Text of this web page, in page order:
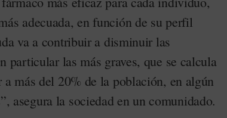
adecuada, en función de su perfil
va a contribuir a disminuir las
particular las más graves, que se calcula
a más del 20% de la población, en algún
asegura la sociedad en un comunidado.